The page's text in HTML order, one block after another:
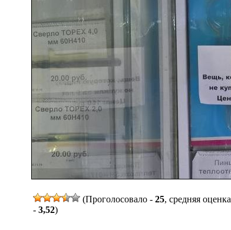
(Проголосовало - 25, средняя оценка
- 3,52)